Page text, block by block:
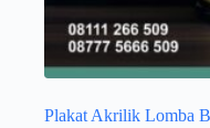
Plakat Akrilik Lomba